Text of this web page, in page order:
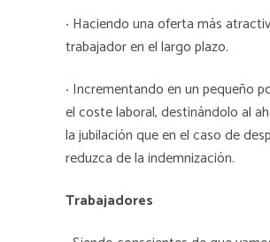
· Haciendo una oferta más
trabajador en el largo plazo.
· Incrementando en un pequeño
el coste laboral, destinándolo al
la jubilación que en el caso de
reduzca de la indemnización.
Trabajadores